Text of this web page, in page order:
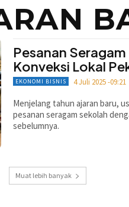
Pesanan
Konveksi Lokal
EKONOMI BISNIS 4 Juli 2025 -09:21
Menjelang tahun ajaran baru,
pesanan seragam sekolah
sebelumnya.
Muat lebih banyak